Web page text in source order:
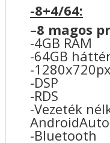
-8+4/64:
–8 magos
-4GB RAM
-64GB
-
-DSP
-RDS
-Vezeték
AndroidAuto
-Bluetooth